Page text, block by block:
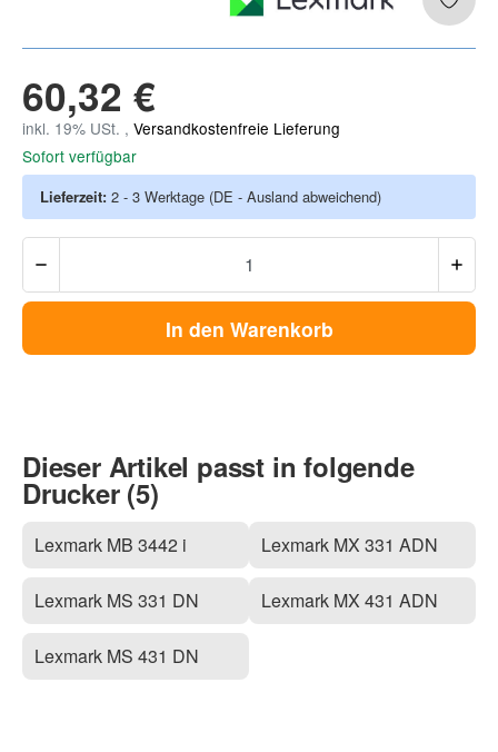
60,32 €
inkl. 19% USt. , Versandkostenfreie Lieferung
Sofort verfügbar
Lieferzeit: 2 - 3 Werktage (DE - Ausland abweichend)
In den Warenkorb
Dieser Artikel passt in folgende
Drucker (5)
Lexmark MB 3442 i
Lexmark MS 331 DN
Lexmark MS 431 DN
Lexmark MX 331 ADN
Lexmark MX 431 ADN